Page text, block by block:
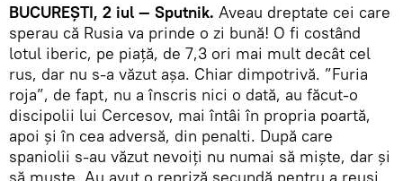
BUCUREȘTI, 2 iul — Sputnik. Aveau dreptate cei care
sperau că Rusia va prinde o zi bună! O fi costând
lotul iberic, pe piață, de 7,3 ori mai mult decât cel
rus, dar nu s-a văzut așa. Chiar dimpotrivă. ”Furia
roja”, de fapt, nu a înscris nici o dată, au făcut-o
discipolii lui Cercesov, mai întâi în propria poartă,
apoi și în cea adversă, din penalti. După care
spaniolii s-au văzut nevoiți nu numai să miște, dar și
să muște. Au avut o repriză secundă pentru a reuși